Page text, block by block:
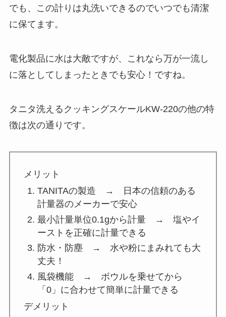
でも、この計りは丸洗いできるのでいつでも清潔
に保てます。
電化製品に水は大敵ですが、これなら万が一流し
に落としてしまったときでも安心！ですね。
タニタ洗えるクッキングスケールKW-220の他の特
徴は次の通りです。
メリット
TANITAの製造 → 日本の信頼のある
計量器のメーカーで安心
最小計量単位0.1gから計量 → 塩やイ
ーストを正確に計量できる
防水・防塵 → 水や粉にまみれても大
丈夫！
風袋機能 → ボウルを乗せてから
「0」に合わせて簡単に計量できる
デメリット